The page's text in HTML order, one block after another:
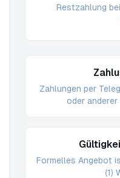
Restzahlung
Zahlungen per
oder
Formelles Angebot
(1)